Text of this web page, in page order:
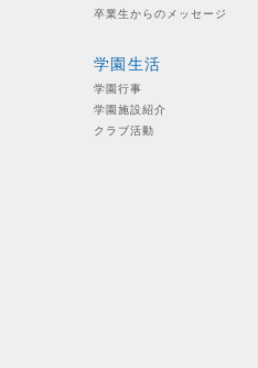
卒業生からのメッセージ
学園生活
学園行事
学園施設紹介
クラブ活動